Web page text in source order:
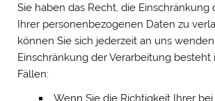
Sie haben das Recht, die Einschränkung
Ihrer personenbezogenen Daten zu
können Sie sich jederzeit an uns
Einschränkung der Verarbeitung
Fällen:
Wenn Sie die Richtigkeit Ihrer bei